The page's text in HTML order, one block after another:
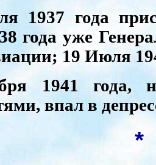
1937 года
года уже
19 Июля
1941 года,
впал в